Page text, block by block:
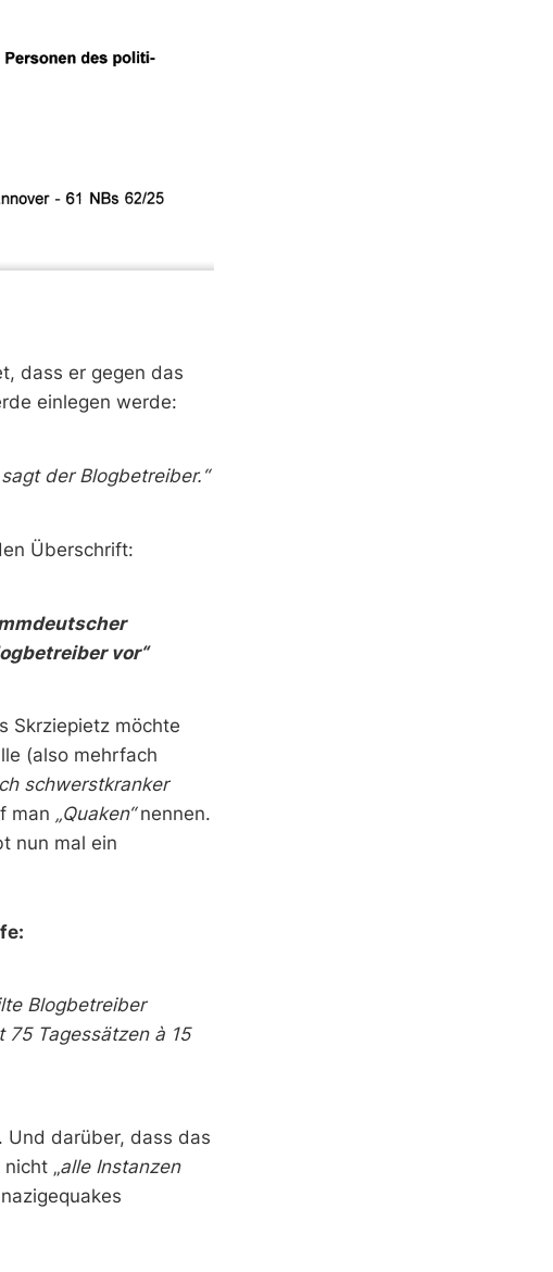
dass er gegen das
einlegen werde:
der Blogbetreiber.“
Überschrift:
vor“
Skrziepietz möchte
(also mehrfach
schwerstkranker
man „Quaken“nennen.
nun mal ein
Blogbetreiber
Tagessätzen à 15
Und darüber, dass das
„alle Instanzen